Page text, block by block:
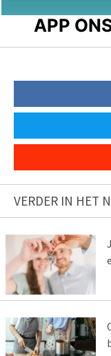
APP
VERDER IN HET